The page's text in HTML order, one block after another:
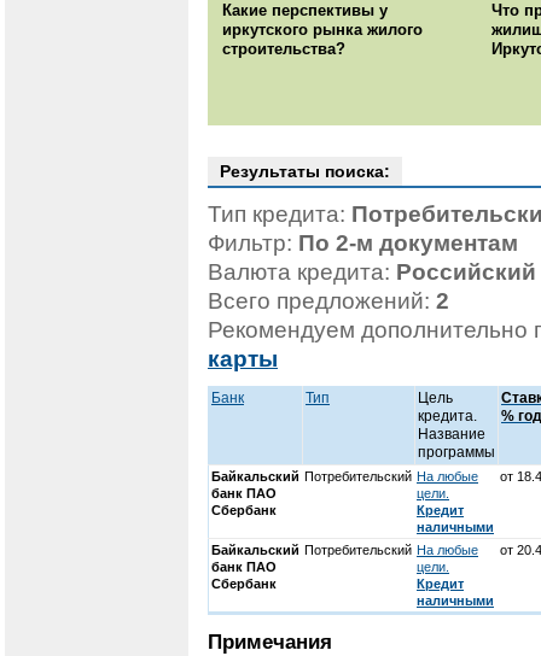
Какие перспективы у
иркутского рынка жилого
строительства?
Что
Результаты поиска:
Тип кредита:
Фильтр: По 2-м документам
Валюта кредита:
Всего предложений: 2
Рекомендуем дополнительно
карты
Банк Тип
Цель
кредита.
Название
программы
%
Байкальский
банк ПАО
Сбербанк
Потребительский На любые
цели.
Кредит
наличными
от
Байкальский
банк ПАО
Сбербанк
Потребительский На любые
цели.
Кредит
наличными
от
Примечания